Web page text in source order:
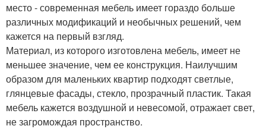
место - современная мебель имеет гораздо больше
различных модификаций и необычных решений, чем
кажется на первый взгляд.
Материал, из которого изготовлена мебель, имеет не
меньшее значение, чем ее конструкция. Наилучшим
образом для маленьких квартир подходят светлые,
глянцевые фасады, стекло, прозрачный пластик. Такая
мебель кажется воздушной и невесомой, отражает свет,
не загромождая пространство.